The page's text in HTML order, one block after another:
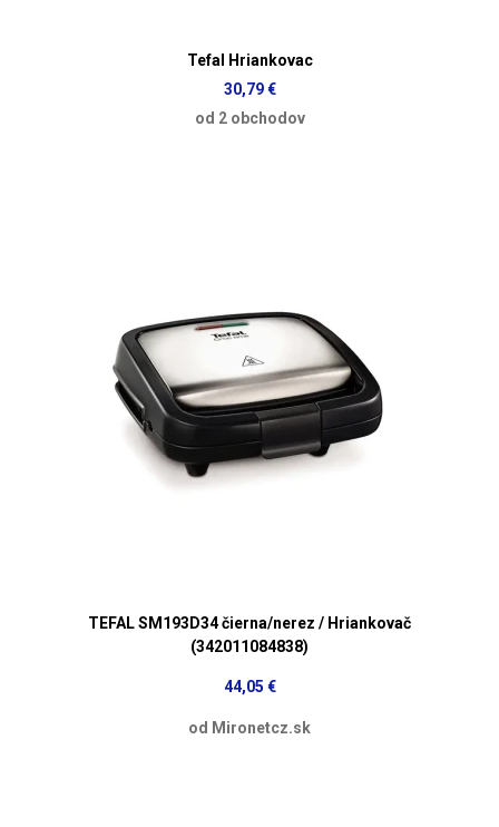
Tefal Hriankovac
30,79 €
od 2 obchodov
TEFAL SM193D34 čierna/nerez / Hriankovač
(342011084838)
44,05 €
od Mironetcz.sk